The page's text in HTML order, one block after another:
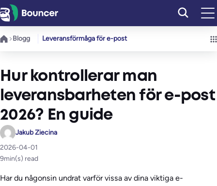
Hoppa
till
innehåll
Blogg Leveransförmåga för e-post
Hur kontrollerar man
leveransbarheten för e-post
2026? En guide
Jakub Ziecina
2026-04-01
9min(s) read
Har du någonsin undrat varför vissa av dina viktiga e-